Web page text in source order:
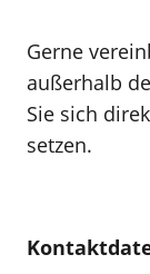
Gerne
außerhalb
Sie sich
setzen.